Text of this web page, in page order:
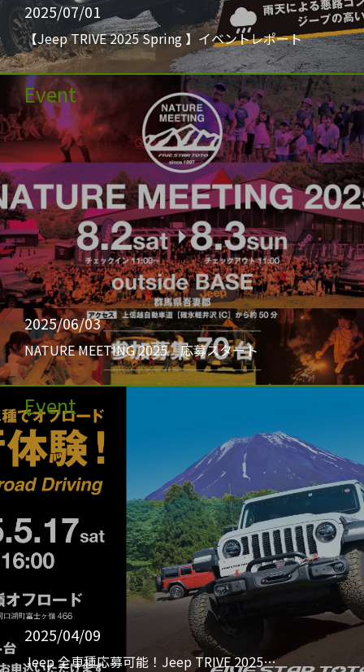
2025/07/01
【Jeep TRIVE 2025 Spring 】イベントレポート
Event
2025/06/03
NATURE MEETING 2025 応募スタート
Event
2025/04/09
Jeep 全車種応募可能！Jeep TRIVE 2025…